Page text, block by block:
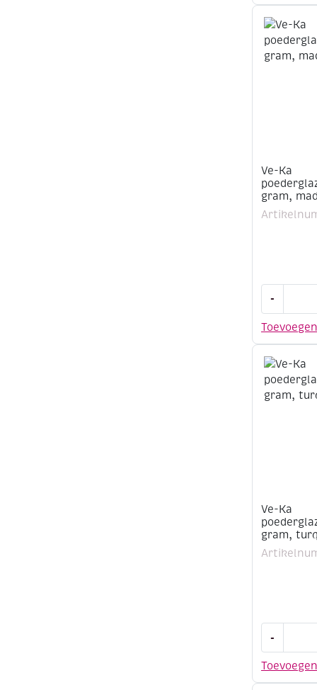
gram,
tijgerlelie
aantal
Ve-Ka
gram,
Toevoegen
-
gram,
madeliefje
aantal
Ve-Ka
gram,
Toevoegen
-